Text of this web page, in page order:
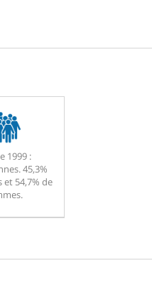
1999 :
45,3%
54,7% de